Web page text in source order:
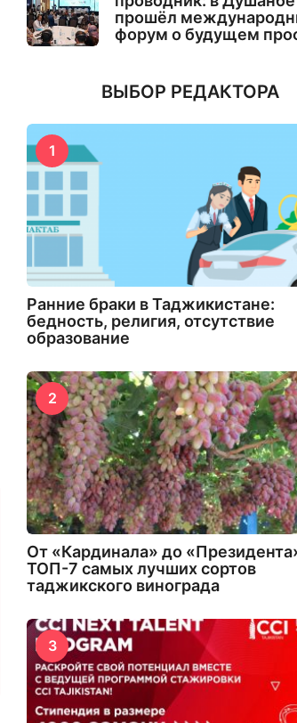
прошёл
форум о будущем
ВЫБОР РЕДАКТОРА
1
Ранние браки в Таджикистане:
бедность, религия, отсутствие
образование
2
От «Кардинала» до
ТОП-7 самых лучших сортов
таджикского винограда
3